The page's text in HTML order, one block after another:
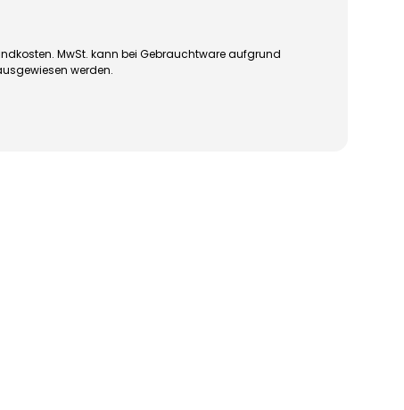
MwSt. kann bei Gebrauchtware aufgrund
werden.